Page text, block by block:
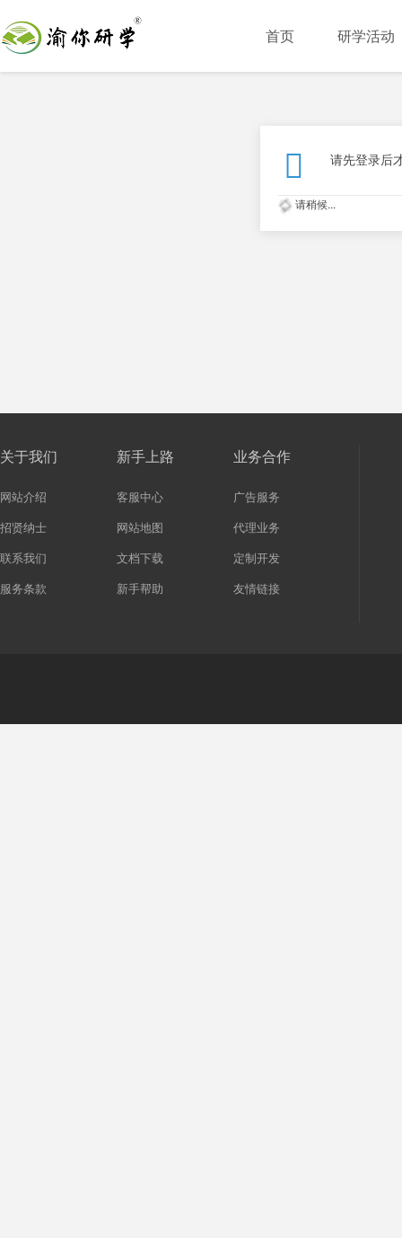
首页 研学活动
请先登录后
请稍候...
关于我们
网站介绍
招贤纳士
联系我们
服务条款
新手上路
客服中心
网站地图
文档下载
新手帮助
业务合作
广告服务
代理业务
定制开发
友情链接